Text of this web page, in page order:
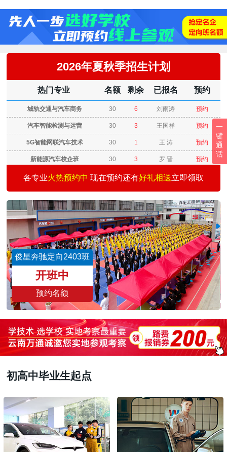
2026年夏秋季招生计划
热门专业 名额 剩余 已报名 预约
城轨交通与汽车商务 30 6 刘雨涛 预约
汽车智能检测与运营 30 3 王国祥 预约
5G智能网联汽车技术 30 1 王 涛 预约
新能源汽车校企班 30 3 罗 晋 预约
汽车新能源专修 30 3 王爱因 预约
美容快修店长班 30 3 孙 琴 预约
汽车快修快保创业 30 3 何志刚 预约
汽车涂装技术班 30 1 王景仰 预约
二手车评估师 15 3 魏志伟 预约
新能源汽车校企班 30 3 董文亮 预约
各专业火热预约中 现在预约还有好礼相送立即领取
俊星奔驰定向2403班
开班中
预约名额
初高中毕业生起点
一
键
通
话